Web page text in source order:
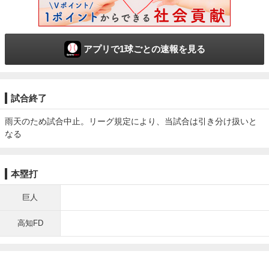
アプリで1球ごとの速報を見る
試合終了
雨天のため試合中止。リーグ規定により、当試合は引き分け扱いと
なる
本塁打
巨人
高知FD